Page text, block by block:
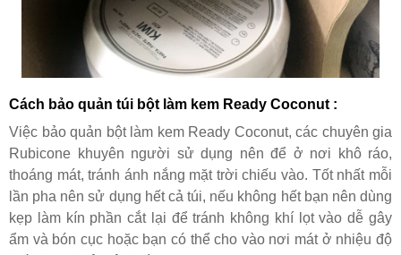
Cách bảo quản túi bột làm kem Ready Coconut :
Việc bảo quản bột làm kem Ready Coconut, các chuyên gia
Rubicone khuyên người sử dụng nên để ở nơi khô ráo,
thoáng mát, tránh ánh nắng mặt trời chiếu vào. Tốt nhất mỗi
lần pha nên sử dụng hết cả túi, nếu không hết bạn nên dùng
kẹp làm kín phần cắt lại để tránh không khí lọt vào dễ gây
ẩm và bón cục hoặc bạn có thể cho vào nơi mát ở nhiệu độ